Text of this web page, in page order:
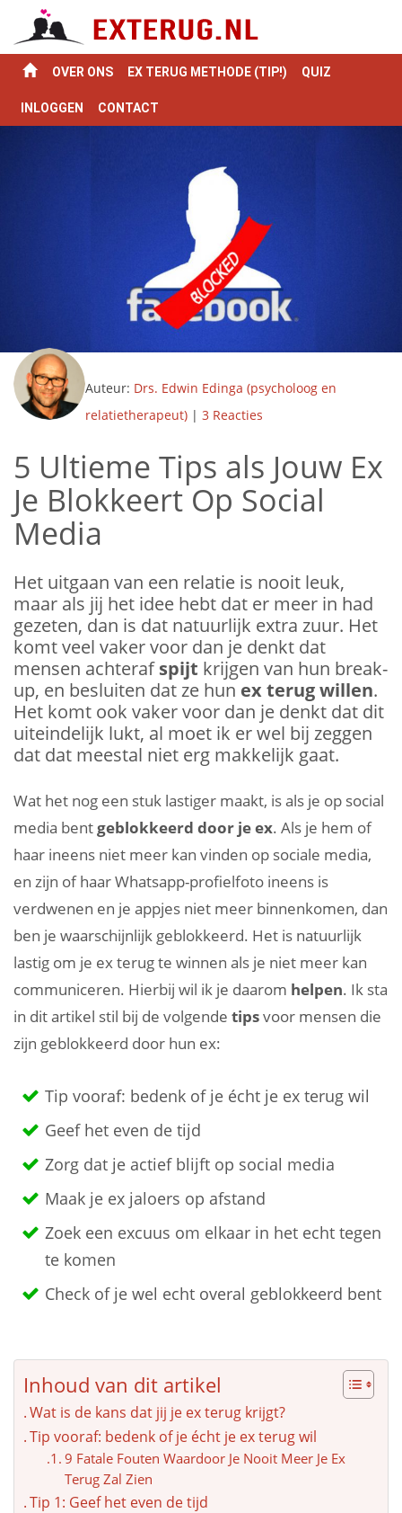
OVER ONS EX TERUG METHODE (TIP!) QUIZ
INLOGGEN CONTACT
Auteur: Drs. Edwin Edinga (psycholoog en
relatietherapeut) | 3 Reacties
5 Ultieme Tips als Jouw Ex
Je Blokkeert Op Social
Media
Het uitgaan van een relatie is nooit leuk,
maar als jij het idee hebt dat er meer in had
gezeten, dan is dat natuurlijk extra zuur. Het
komt veel vaker voor dan je denkt dat
mensen achterafspijt krijgen van hun break-
up, en besluiten dat ze hun ex terug willen.
Het komt ook vaker voor dan je denkt dat dit
uiteindelijk lukt, al moet ik er wel bij zeggen
dat dat meestal niet erg makkelijk gaat.
Wat het nog een stuk lastiger maakt, is als je op social
media bentgeblokkeerd door je ex. Als je hem of
haar ineens niet meer kan vinden op sociale media,
en zijn of haar Whatsapp-profielfoto ineens is
verdwenen en je appjes niet meer binnenkomen, dan
ben je waarschijnlijk geblokkeerd. Het is natuurlijk
lastig om je ex terug te winnen als je niet meer kan
communiceren. Hierbij wil ik je daarom helpen. Ik sta
in dit artikel stil bij de volgende tipsvoor mensen die
zijn geblokkeerd door hun ex:
Tip vooraf: bedenk of je écht je ex terug wil
Geef het even de tijd
Zorg dat je actief blijft op social media
Maak je ex jaloers op afstand
Zoek een excuus om elkaar in het echt tegen
te komen
Check of je wel echt overal geblokkeerd bent
Inhoud van dit artikel
Wat is de kans dat jij je ex terug krijgt?
Tip vooraf: bedenk of je écht je ex terug wil
9 Fatale Fouten Waardoor Je Nooit Meer Je Ex
Terug Zal Zien
Tip 1: Geef het even de tijd